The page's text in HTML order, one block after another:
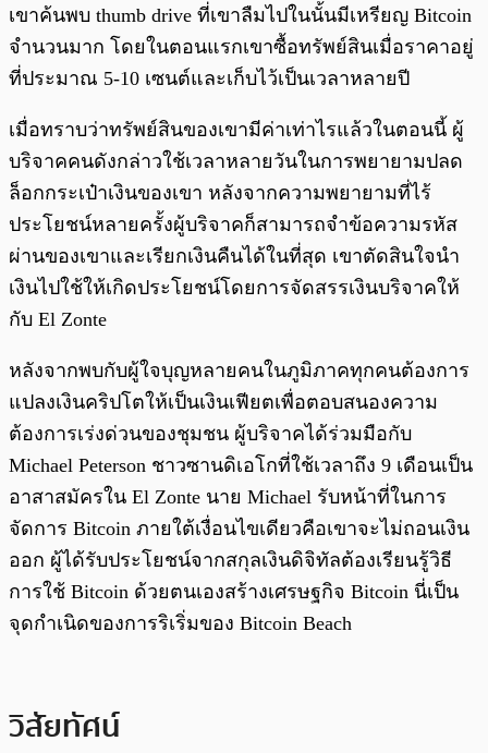
เขาค้นพบ thumb drive ที่เขาลืมไปในนั้นมีเหรียญ Bitcoin
จำนวนมาก โดยในตอนแรกเขาซื้อทรัพย์สินเมื่อราคาอยู่
ที่ประมาณ 5-10 เซนต์และเก็บไว้เป็นเวลาหลายปี
เมื่อทราบว่าทรัพย์สินของเขามีค่าเท่าไรแล้วในตอนนี้ ผู้
บริจาคคนดังกล่าวใช้เวลาหลายวันในการพยายามปลด
ล็อกกระเป๋าเงินของเขา หลังจากความพยายามที่ไร้
ประโยชน์หลายครั้งผู้บริจาคก็สามารถจำข้อความรหัส
ผ่านของเขาและเรียกเงินคืนได้ในที่สุด เขาตัดสินใจนำ
เงินไปใช้ให้เกิดประโยชน์โดยการจัดสรรเงินบริจาคให้
กับ El Zonte
หลังจากพบกับผู้ใจบุญหลายคนในภูมิภาคทุกคนต้องการ
แปลงเงินคริปโตให้เป็นเงินเฟียตเพื่อตอบสนองความ
ต้องการเร่งด่วนของชุมชน ผู้บริจาคได้ร่วมมือกับ
Michael Peterson ชาวซานดิเอโกที่ใช้เวลาถึง 9 เดือนเป็น
อาสาสมัครใน El Zonte นาย Michael รับหน้าที่ในการ
จัดการ Bitcoin ภายใต้เงื่อนไขเดียวคือเขาจะไม่ถอนเงิน
ออก ผู้ได้รับประโยชน์จากสกุลเงินดิจิทัลต้องเรียนรู้วิธี
การใช้ Bitcoin ด้วยตนเองสร้างเศรษฐกิจ Bitcoin นี่เป็น
จุดกำเนิดของการริเริ่มของ Bitcoin Beach
วิสัยทัศน์